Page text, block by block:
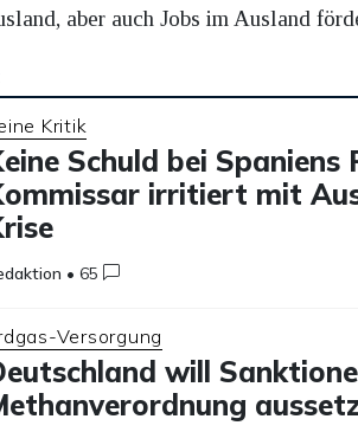
aber auch Jobs im Ausland
Kritik
Schuld bei Spaniens
irritiert mit
•65
Versorgung
will